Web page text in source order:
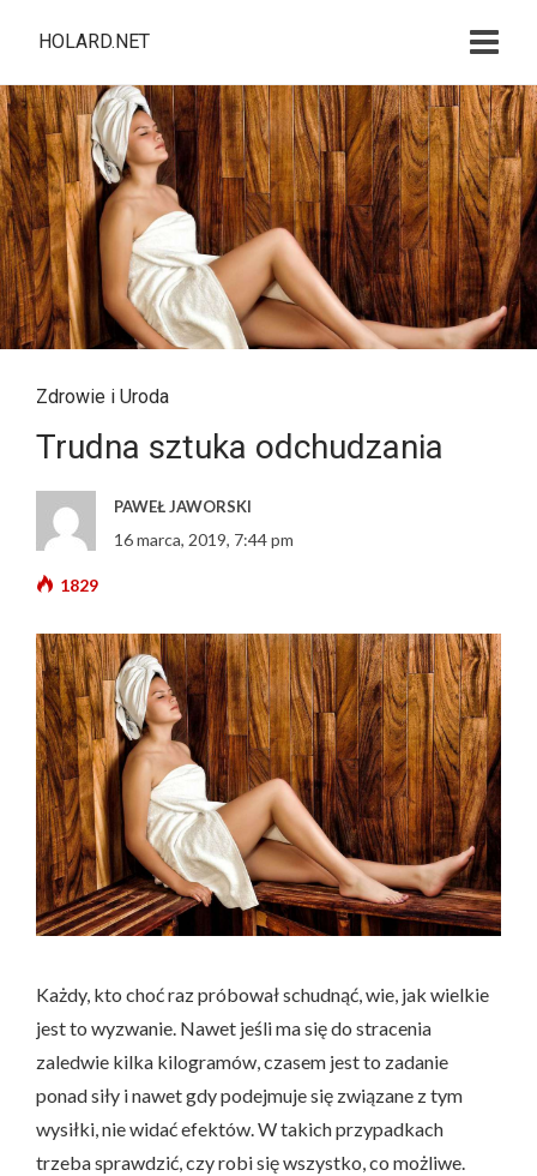
HOLARD.NET
Zdrowie i Uroda
Trudna sztuka odchudzania
PAWEŁ JAWORSKI
16 marca, 2019, 7:44 pm
1829
Każdy, kto choć raz próbował schudnąć, wie, jak wielkie
jest to wyzwanie. Nawet jeśli ma się do stracenia
zaledwie kilka kilogramów, czasem jest to zadanie
ponad siły i nawet gdy podejmuje się związane z tym
wysiłki, nie widać efektów. W takich przypadkach
trzeba sprawdzić, czy robi się wszystko, co możliwe.